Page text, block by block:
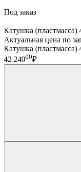
Под заказ
Катушка
Актуальная цена по
Катушка (пластмасса)
42 24000₽